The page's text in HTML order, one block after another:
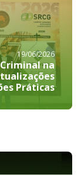
19/06/2026
na
Práticas